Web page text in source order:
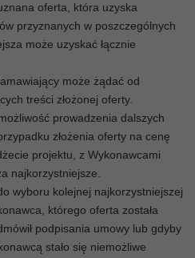
oferta, która uzyska
przyznanych w poszczególnych
może uzyskać łącznie
może żądać od
treści złożonej oferty.
prowadzenia dalszych
złożenia oferty na cenę
projektu, z Wykonawcami
najkorzystniejsze.
wyboru kolejnej najkorzystniejszej
którego oferta została
podpisania umowy lub gdyby
stało się niemożliwe